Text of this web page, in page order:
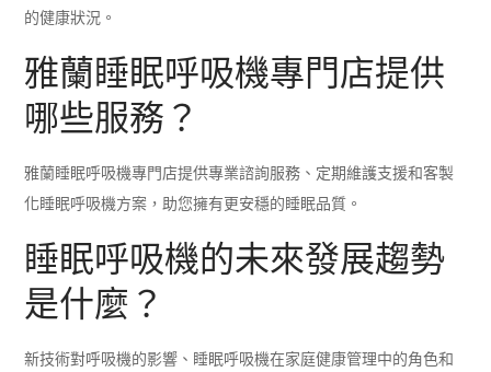
的健康狀況。
雅蘭睡眠呼吸機專門店提供
哪些服務？
雅蘭睡眠呼吸機專門店提供專業諮詢服務、定期維護支援和客製
化睡眠呼吸機方案，助您擁有更安穩的睡眠品質。
睡眠呼吸機的未來發展趨勢
是什麼？
新技術對呼吸機的影響、睡眠呼吸機在家庭健康管理中的角色和